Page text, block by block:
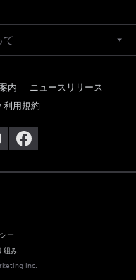
て
内
ニュースリリース
利用規約
ー
組み
Inc.